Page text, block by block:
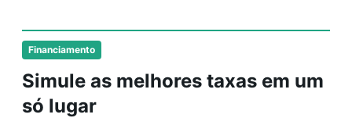
Financiamento
Simule as melhores taxas em um
só lugar